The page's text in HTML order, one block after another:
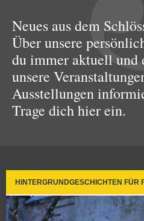
Neues aus dem
Über unsere
du immer aktuell und
unsere
Ausstellungen
Trage dich hier ein.
HINTERGRUNDGESCHICHTEN FÜR